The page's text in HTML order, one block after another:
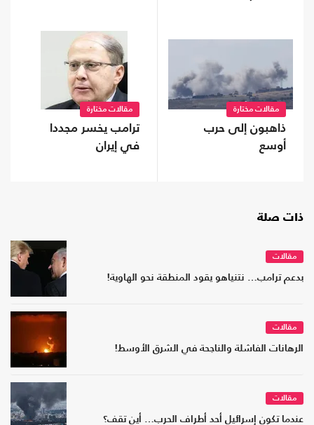
مقالات مختارة
ذاهبون إلى حرب
أوسع
مقالات مختارة
ترامب يخسر مجددا
في إيران
ذات صلة
مقالات
بدعم ترامب… نتنياهو يقود المنطقة نحو الهاوية!
مقالات
الرهانات الفاشلة والناجحة في الشرق الأوسط!
مقالات
عندما تكون إسرائيل أحد أطراف الحرب… أين تقف؟